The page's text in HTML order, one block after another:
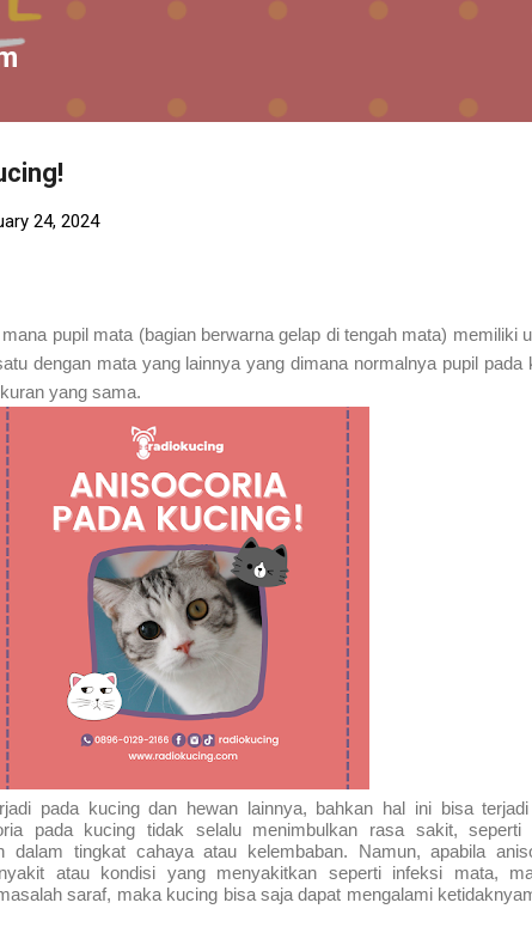
24, 2024
pupil mata (bagian berwarna gelap di tengah mata) memiliki
dengan mata yang lainnya yang dimana normalnya pupil pada
yang sama.
pada kucing dan hewan lainnya, bahkan hal ini bisa
pada kucing tidak selalu menimbulkan rasa sakit, seperti
dalam tingkat cahaya atau kelembaban. Namun, apabila
atau kondisi yang menyakitkan seperti infeksi mata,
saraf, maka kucing bisa saja dapat mengalami